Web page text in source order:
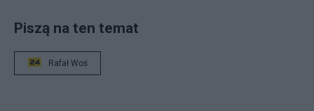
Piszą na ten temat
Rafał Woś